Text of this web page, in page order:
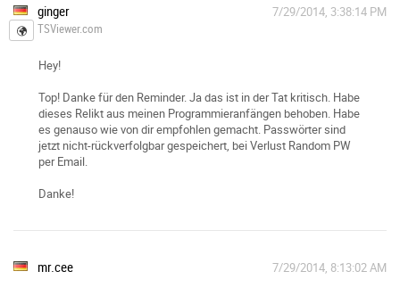
ginger
TSViewer.com
7/29/2014, 3:38:14 PM
Hey!
Top! Danke für den Reminder. Ja das ist in der Tat kritisch. Habe
dieses Relikt aus meinen Programmieranfängen behoben. Habe
es genauso wie von dir empfohlen gemacht. Passwörter sind
jetzt nicht-rückverfolgbar gespeichert, bei Verlust Random PW
per Email.
Danke!
mr.cee 7/29/2014, 8:13:02 AM